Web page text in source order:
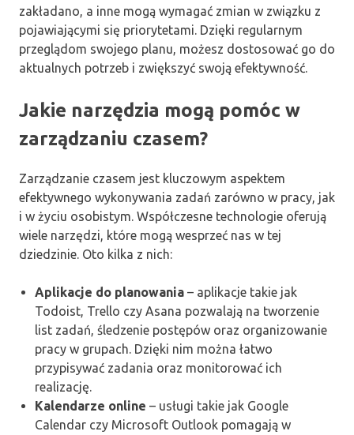
zakładano, a inne mogą wymagać zmian w związku z
pojawiającymi się priorytetami. Dzięki regularnym
przeglądom swojego planu, możesz dostosować go do
aktualnych potrzeb i zwiększyć swoją efektywność.
Jakie narzędzia mogą pomóc w
zarządzaniu czasem?
Zarządzanie czasem jest kluczowym aspektem
efektywnego wykonywania zadań zarówno w pracy, jak
i w życiu osobistym. Współczesne technologie oferują
wiele narzędzi, które mogą wesprzeć nas w tej
dziedzinie. Oto kilka z nich:
Aplikacje do planowania – aplikacje takie jak
Todoist, Trello czy Asana pozwalają na tworzenie
list zadań, śledzenie postępów oraz organizowanie
pracy w grupach. Dzięki nim można łatwo
przypisywać zadania oraz monitorować ich
realizację.
Kalendarze online – usługi takie jak Google
Calendar czy Microsoft Outlook pomagają w